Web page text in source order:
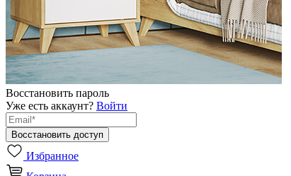
Восстановить пароль
Уже есть аккаунт? Войти
Избранное